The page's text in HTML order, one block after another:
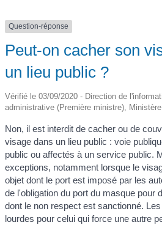
Question-réponse
Peut-on cacher son
un lieu public ?
Vérifié le 03/09/2020 - Direction de
administrative (Première ministre),
Non, il est interdit de cacher ou de
visage dans un lieu public : voie
public ou affectés à un service public.
exceptions, notamment lorsque le
objet dont le port est imposé par les
de l'obligation du port du masque pour
dont le non respect est sanctionné.
lourdes pour celui qui force une autre